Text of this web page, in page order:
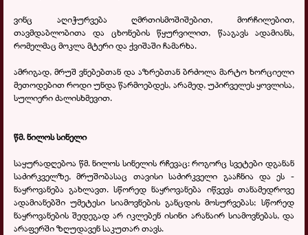
ვინც აღიჭურვება ღმრთისმოშიშებით, მორჩილებით,
თავმდაბლობითა და ცხონების წყურვილით, წააგავს ადამიანს,
რომელმაც მოკლა მტერი და ქვიშაში ჩამარხა.
ამრიგად, მრუშ ვნებებთან და აზრებთან ბრძოლა მარტო ხორციელი
მეთოდებით როდი უნდა წარმოებდეს, არამედ, უპირველეს ყოვლისა,
სულიერი ძალისხმევით.
წმ. ნილოს სინელი
საყურადღებოა წმ. ნილოს სინელის რჩევაც: როგორც სვეტები დგანან
საძირკველზე, მრუშობასაც თავისი საძირკველი გააჩნია და ეს -
ნაყროვანება გახლავთ. სწორედ ნაყროვანება იწვევს თანამედროვე
ადამიანებში უმეტესი სიამოვნების განცდის მოსურვებას; სწორედ
ნაყროვანების შედეგად არ იკლებენ ისინი არანაირ სიამოვნებას, და
არაფერში ზღუდავენ საკუთარ თავს.